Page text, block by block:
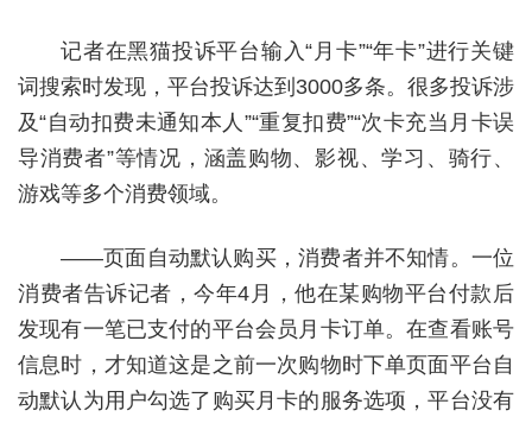
记者在黑猫投诉平台输入“月卡”“年卡”进行关键
词搜索时发现，平台投诉达到3000多条。很多投诉涉
及“自动扣费未通知本人”“重复扣费”“次卡充当月卡误
导消费者”等情况，涵盖购物、影视、学习、骑行、
游戏等多个消费领域。
——页面自动默认购买，消费者并不知情。一位
消费者告诉记者，今年4月，他在某购物平台付款后
发现有一笔已支付的平台会员月卡订单。在查看账号
信息时，才知道这是之前一次购物时下单页面平台自
动默认为用户勾选了购买月卡的服务选项，平台没有